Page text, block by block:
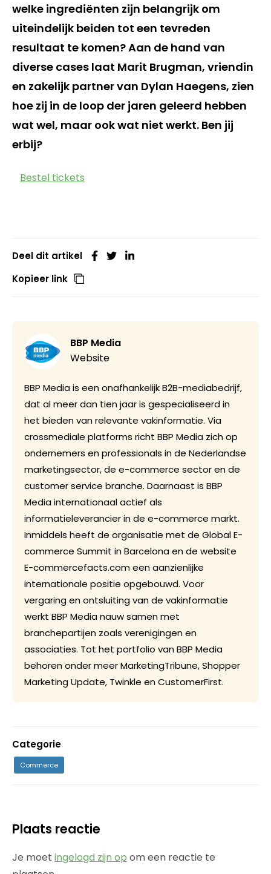
welke ingrediënten zijn belangrijk om
uiteindelijk beiden tot een tevreden
resultaat te komen? Aan de hand van
diverse cases laat Marit Brugman, vriendin
en zakelijk partner van Dylan Haegens, zien
hoe zij in de loop der jaren geleerd hebben
wat wel, maar ook wat niet werkt. Ben jij
erbij?
Bestel tickets
Deel dit artikel
Kopieer link
BBP Media
Website
BBP Media is een onafhankelijk B2B-mediabedrijf,
dat al meer dan tien jaar is gespecialiseerd in
het bieden van relevante vakinformatie. Via
crossmediale platforms richt BBP Media zich op
ondernemers en professionals in de Nederlandse
marketingsector, de e-commerce sector en de
customer service branche. Daarnaast is BBP
Media internationaal actief als
informatieleverancier in de e-commerce markt.
Inmiddels heeft de organisatie met de Global E-
commerce Summit in Barcelona en de website
E-commercefacts.com een aanzienlijke
internationale positie opgebouwd. Voor
vergaring en ontsluiting van de vakinformatie
werkt BBP Media nauw samen met
branchepartijen zoals verenigingen en
associaties. Tot het portfolio van BBP Media
behoren onder meer MarketingTribune, Shopper
Marketing Update, Twinkle en CustomerFirst.
Categorie
Commerce
Plaats reactie
Je moet ingelogd zijn op om een reactie te